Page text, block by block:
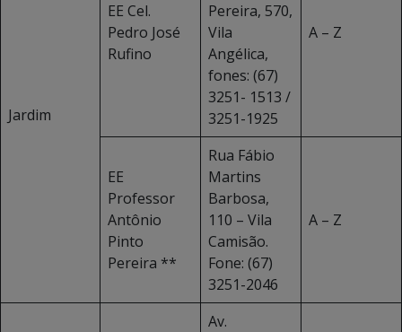
Jardim
EE Cel.
Pedro José
Rufino
Pereira, 570,
Vila
Angélica,
fones: (67)
3251- 1513 /
3251-1925
A – Z
EE
Professor
Antônio
Pinto
Pereira **
Rua Fábio
Martins
Barbosa,
110 – Vila
Camisão.
Fone: (67)
3251-2046
A – Z
Av.